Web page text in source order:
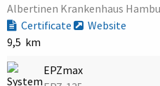
Albertinen Krankenhaus
Certificate
Website
9,5 km
EPZmax